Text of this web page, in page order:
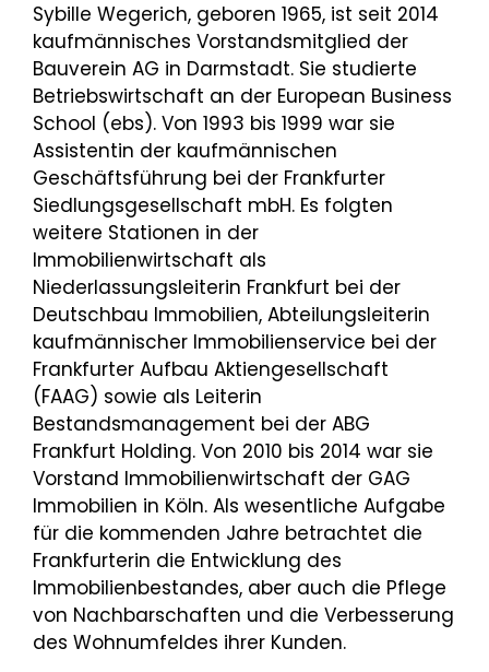
Sybille Wegerich, geboren 1965, ist seit 2014
kaufmännisches Vorstandsmitglied der
Bauverein AG in Darmstadt. Sie studierte
Betriebswirtschaft an der European Business
School (ebs). Von 1993 bis 1999 war sie
Assistentin der kaufmännischen
Geschäftsführung bei der Frankfurter
Siedlungsgesellschaft mbH. Es folgten
weitere Stationen in der
Immobilienwirtschaft als
Niederlassungsleiterin Frankfurt bei der
Deutschbau Immobilien, Abteilungsleiterin
kaufmännischer Immobilienservice bei der
Frankfurter Aufbau Aktiengesellschaft
(FAAG) sowie als Leiterin
Bestandsmanagement bei der ABG
Frankfurt Holding. Von 2010 bis 2014 war sie
Vorstand Immobilienwirtschaft der GAG
Immobilien in Köln. Als wesentliche Aufgabe
für die kommenden Jahre betrachtet die
Frankfurterin die Entwicklung des
Immobilienbestandes, aber auch die Pflege
von Nachbarschaften und die Verbesserung
des Wohnumfeldes ihrer Kunden.